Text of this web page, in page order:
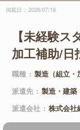
掲載日 2026/07/19
【未経験
加工補助/日
職種
製造（組立・
派遣先
製造・建築
派遣会社
株式会社